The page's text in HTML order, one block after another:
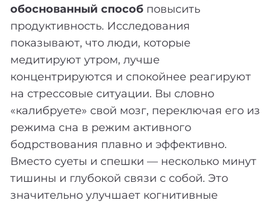
обоснованный способ повысить
продуктивность. Исследования
показывают, что люди, которые
медитируют утром, лучше
концентрируются и спокойнее реагируют
на стрессовые ситуации. Вы словно
«калибруете» свой мозг, переключая его из
режима сна в режим активного
бодрствования плавно и эффективно.
Вместо суеты и спешки — несколько минут
тишины и глубокой связи с собой. Это
значительно улучшает когнитивные